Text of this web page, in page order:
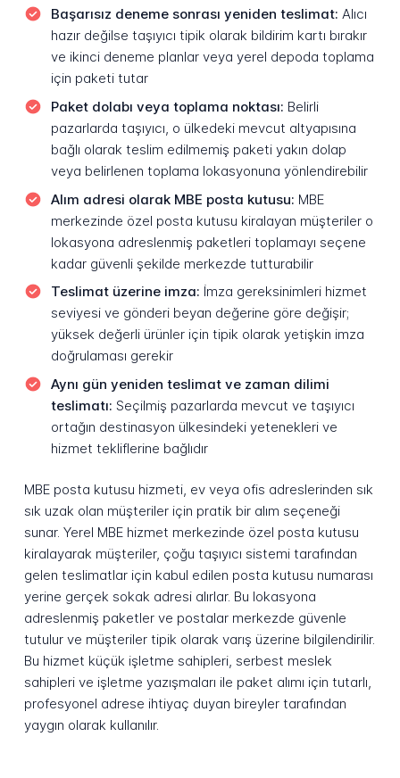
Başarısız deneme sonrası yeniden teslimat: Alıcı
hazır değilse taşıyıcı tipik olarak bildirim kartı bırakır
ve ikinci deneme planlar veya yerel depoda toplama
için paketi tutar
Paket dolabı veya toplama noktası: Belirli
pazarlarda taşıyıcı, o ülkedeki mevcut altyapısına
bağlı olarak teslim edilmemiş paketi yakın dolap
veya belirlenen toplama lokasyonuna yönlendirebilir
Alım adresi olarak MBE posta kutusu: MBE
merkezinde özel posta kutusu kiralayan müşteriler o
lokasyona adreslenmiş paketleri toplamayı seçene
kadar güvenli şekilde merkezde tutturabilir
Teslimat üzerine imza: İmza gereksinimleri hizmet
seviyesi ve gönderi beyan değerine göre değişir;
yüksek değerli ürünler için tipik olarak yetişkin imza
doğrulaması gerekir
Aynı gün yeniden teslimat ve zaman dilimi
teslimatı: Seçilmiş pazarlarda mevcut ve taşıyıcı
ortağın destinasyon ülkesindeki yetenekleri ve
hizmet tekliflerine bağlıdır
MBE posta kutusu hizmeti, ev veya ofis adreslerinden sık
sık uzak olan müşteriler için pratik bir alım seçeneği
sunar. Yerel MBE hizmet merkezinde özel posta kutusu
kiralayarak müşteriler, çoğu taşıyıcı sistemi tarafından
gelen teslimatlar için kabul edilen posta kutusu numarası
yerine gerçek sokak adresi alırlar. Bu lokasyona
adreslenmiş paketler ve postalar merkezde güvenle
tutulur ve müşteriler tipik olarak varış üzerine bilgilendirilir.
Bu hizmet küçük işletme sahipleri, serbest meslek
sahipleri ve işletme yazışmaları ile paket alımı için tutarlı,
profesyonel adrese ihtiyaç duyan bireyler tarafından
yaygın olarak kullanılır.